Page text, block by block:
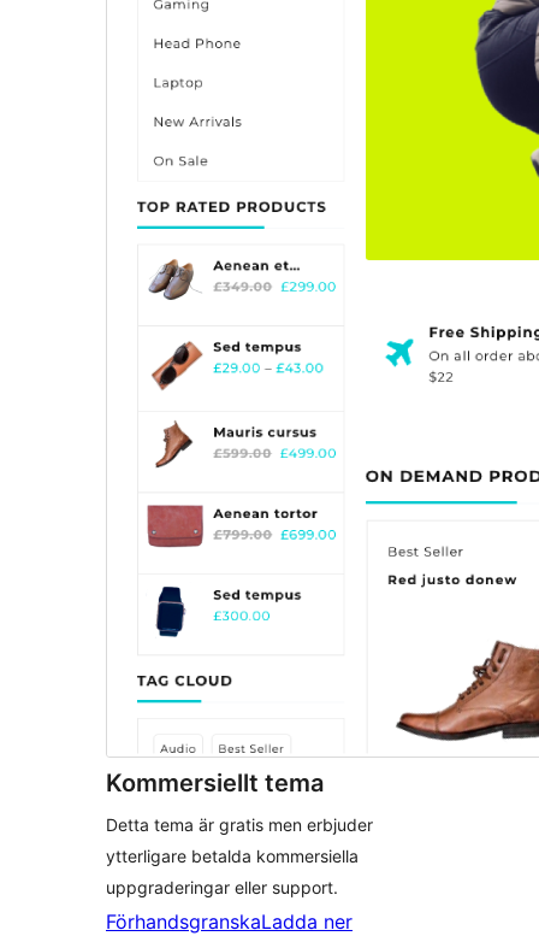
Kommersiellt tema
Detta tema är gratis men erbjuder
ytterligare betalda kommersiella
uppgraderingar eller support.
FörhandsgranskaLadda ner